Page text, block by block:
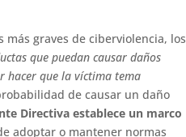
graves de ciberviolencia, los
que puedan causar daños
hacer que la víctima tema
de causar un daño
Directiva establece un marco
adoptar o mantener normas